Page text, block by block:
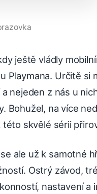
ještě vládly
Playmana. Určitě si
nejeden z nás u
Bohužel, na více
této skvělé sérii
ale už k samotné
Ostrý závod,
nastavení a